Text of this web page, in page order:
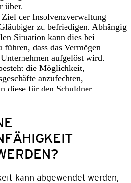
über.
Ziel der Insolvenzverwaltung
zu befriedigen. Abhängig
Situation kann dies bei
führen, dass das Vermögen
aufgelöst wird.
die Möglichkeit,
anzufechten,
diese für den Schuldner
kann abgewendet werden,